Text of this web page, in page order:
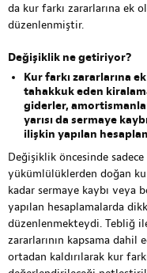
da kur farkı zararlarına ek
düzenlenmiştir.
Değişiklik ne getiriyor?
Kur farkı zararlarına
tahakkuk eden
giderler,
yarısı da sermaye
ilişkin yapılan
Değişiklik öncesinde
yükümlülüklerden doğan
kadar sermaye kaybı veya
yapılan hesaplamalarda
düzenlenmekteydi. Tebliğ
zararlarının kapsama
ortadan kaldırılarak kur